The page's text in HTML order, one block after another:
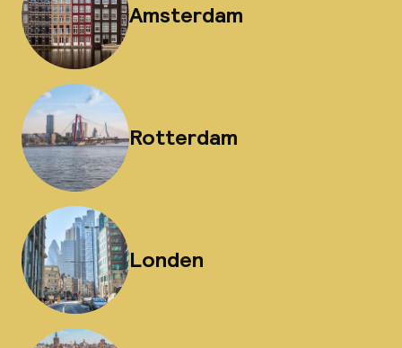
Amsterdam
Rotterdam
Londen